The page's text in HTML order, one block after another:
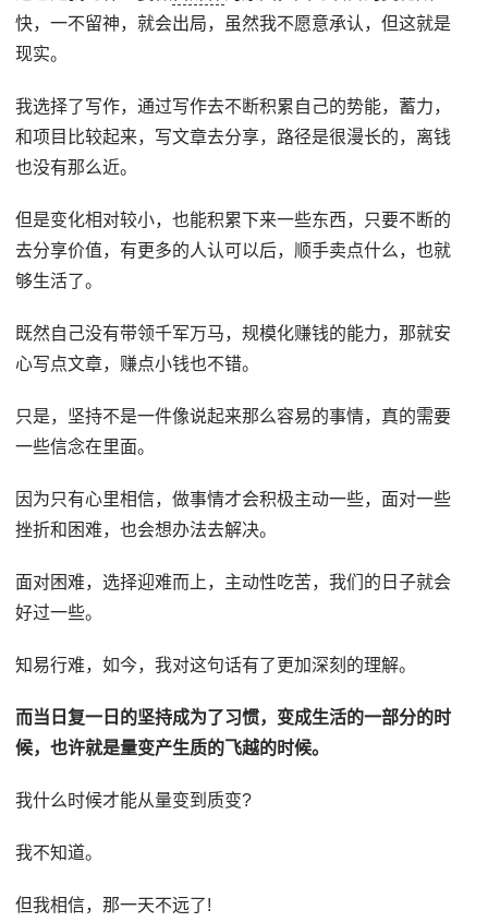
快，一不留神，就会出局，虽然我不愿意承认，但这就是
现实。
我选择了写作，通过写作去不断积累自己的势能，蓄力，
和项目比较起来，写文章去分享，路径是很漫长的，离钱
也没有那么近。
但是变化相对较小，也能积累下来一些东西，只要不断的
去分享价值，有更多的人认可以后，顺手卖点什么，也就
够生活了。
既然自己没有带领千军万马，规模化赚钱的能力，那就安
心写点文章，赚点小钱也不错。
只是，坚持不是一件像说起来那么容易的事情，真的需要
一些信念在里面。
因为只有心里相信，做事情才会积极主动一些，面对一些
挫折和困难，也会想办法去解决。
面对困难，选择迎难而上，主动性吃苦，我们的日子就会
好过一些。
知易行难，如今，我对这句话有了更加深刻的理解。
而当日复一日的坚持成为了习惯，变成生活的一部分的时
候，也许就是量变产生质的飞越的时候。
我什么时候才能从量变到质变?
我不知道。
但我相信，那一天不远了!